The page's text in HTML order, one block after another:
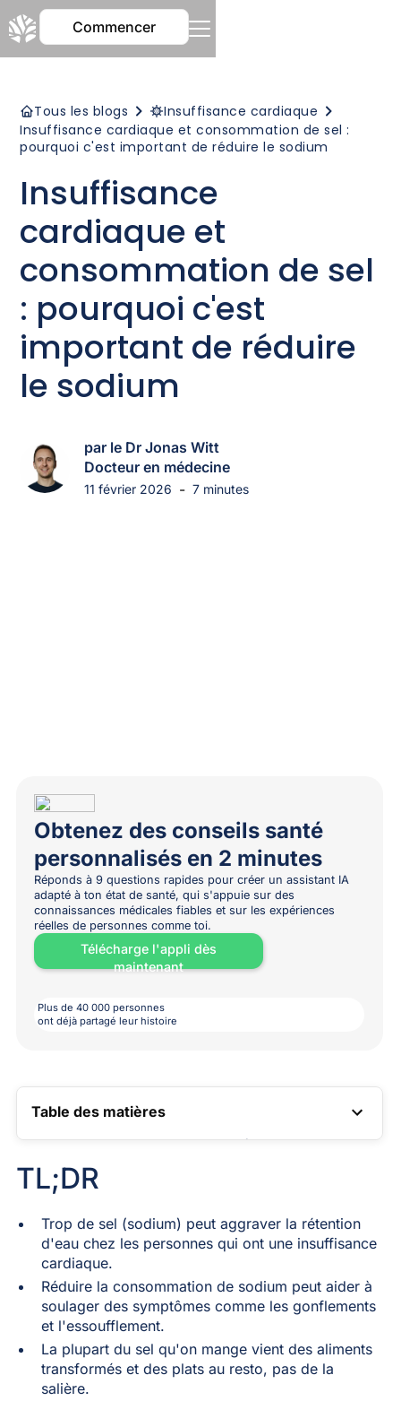
Commencer
Tous les blogs
Insuffisance cardiaque
Insuffisance cardiaque et consommation de sel :
pourquoi c'est important de réduire le sodium
Insuffisance
cardiaque et
consommation de sel
: pourquoi c'est
important de réduire
le sodium
par le Dr Jonas Witt
Docteur en médecine
11 février 2026 - 7 minutes
Obtenez des conseils santé
personnalisés en 2 minutes
Réponds à 9 questions rapides pour créer un assistant IA
adapté à ton état de santé, qui s'appuie sur des
connaissances médicales fiables et sur les expériences
réelles de personnes comme toi.
Télécharge l'appli dès
maintenant
Plus de 40 000 personnes
ont déjà partagé leur histoire
Table des matières
TL;DR
Trop de sel (sodium) peut aggraver la rétention
d'eau chez les personnes qui ont une insuffisance
cardiaque.
Réduire la consommation de sodium peut aider à
soulager des symptômes comme les gonflements
et l'essoufflement.
La plupart du sel qu'on mange vient des aliments
transformés et des plats au resto, pas de la
salière.